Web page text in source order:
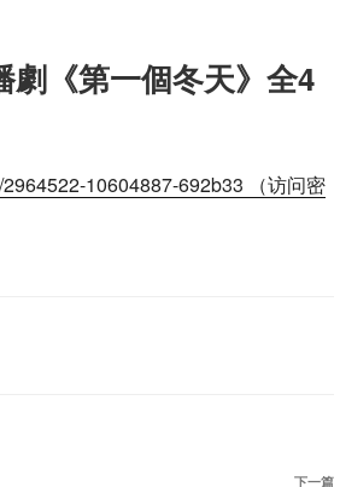
劇《第一個冬天》全4
10604887-692b33 （访问密
下一篇